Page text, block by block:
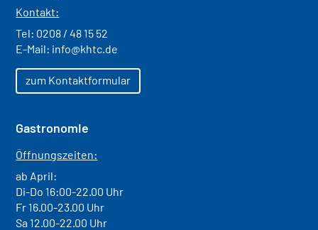
Kontakt:
Tel: 0208 / 48 15 52
E-Mail: info@khtc.de
zum Kontaktformular
Gastronomie
Öffnungszeiten:
ab April:
Di-Do 16:00-22.00 Uhr
Fr 16.00-23.00 Uhr
Sa 12.00-22.00 Uhr